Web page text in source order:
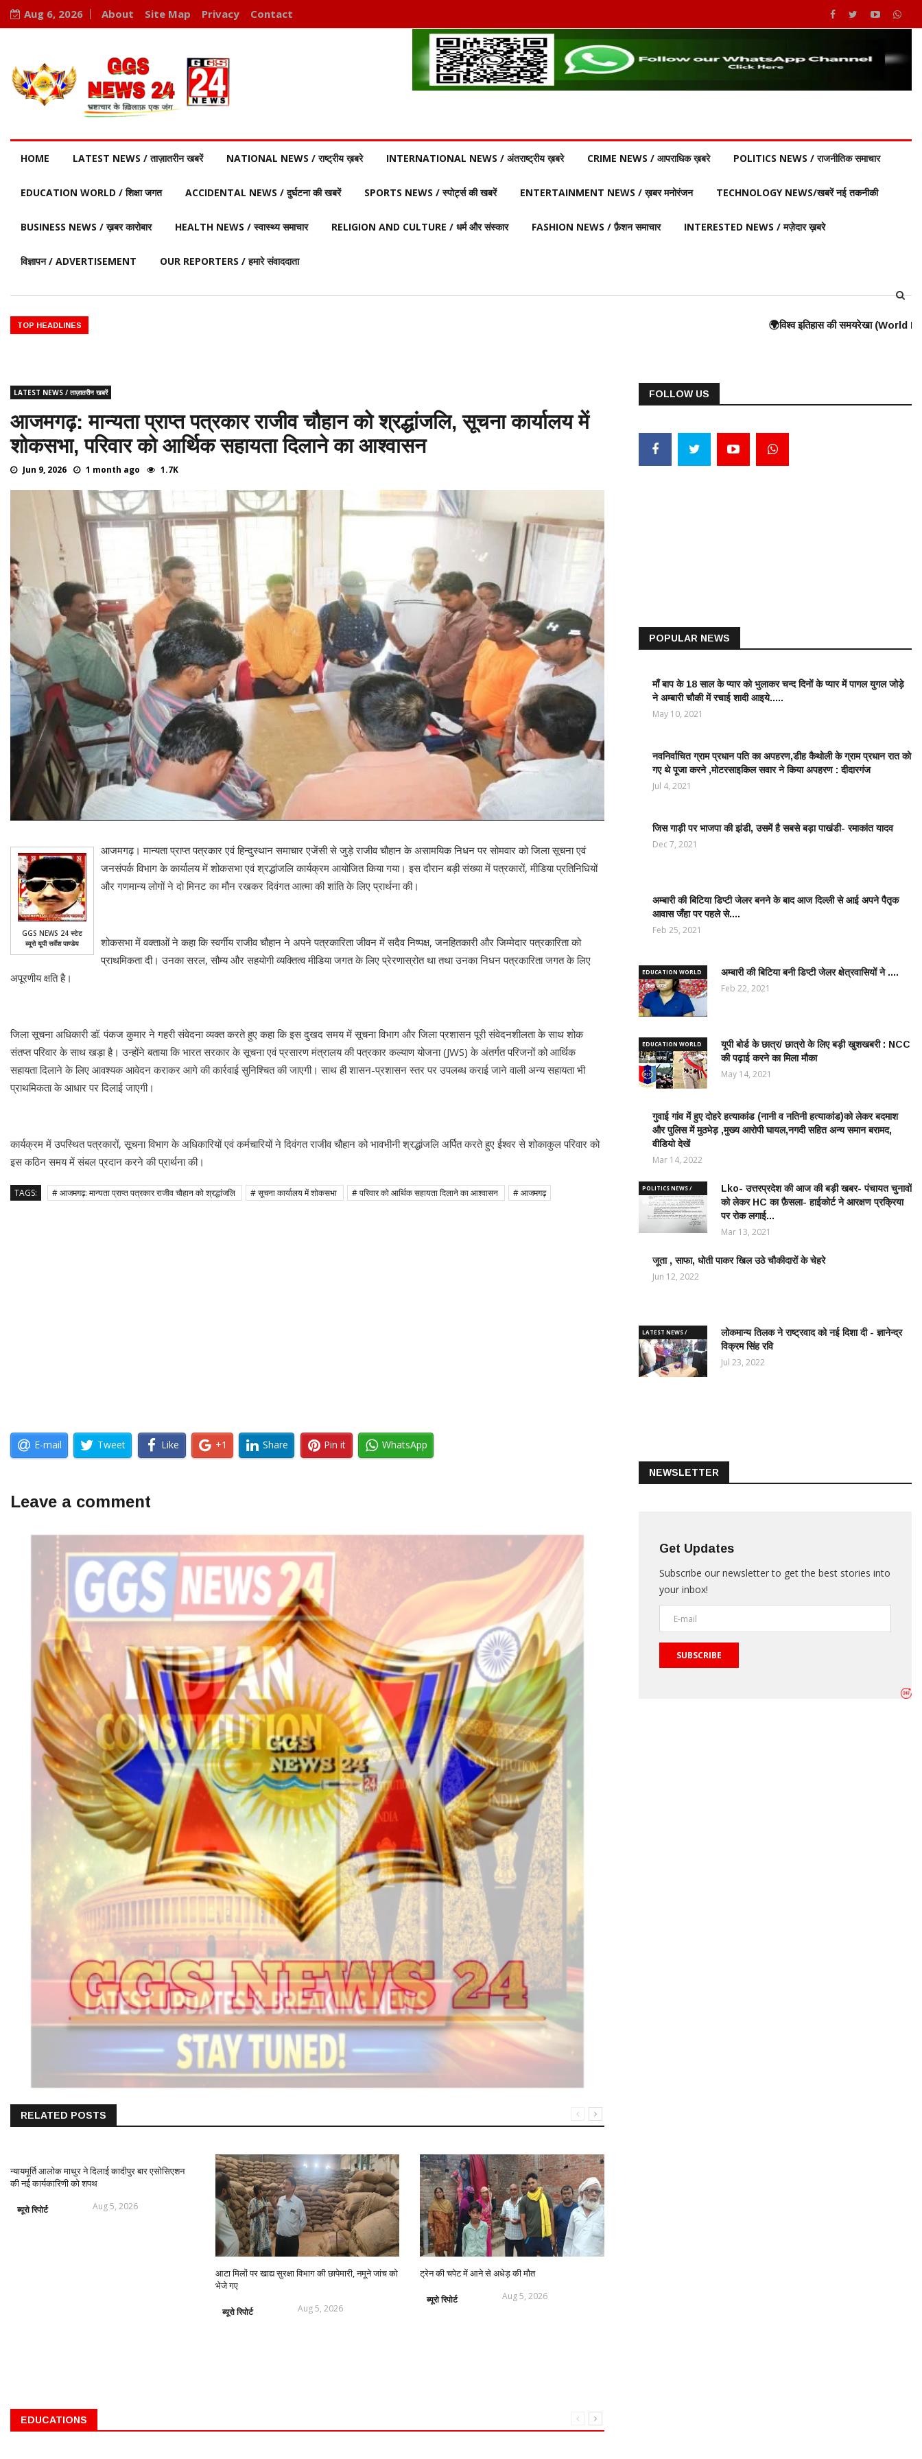
Aug 6, 2026 About Site Map Privacy Contact
HOME LATEST NEWS / ताज़ातरीन खबरें NATIONAL NEWS / राष्ट्रीय ख़बरे INTERNATIONAL NEWS / अंतराष्ट्रीय ख़बरे CRIME NEWS / आपराधिक ख़बरे POLITICS NEWS / राजनीतिक समाचार
EDUCATION WORLD / शिक्षा जगत ACCIDENTAL NEWS / दुर्घटना की खबरें SPORTS NEWS / स्पोर्ट्स की खबरें ENTERTAINMENT NEWS / ख़बर मनोरंजन TECHNOLOGY NEWS/खबरें नई तकनीकी
BUSINESS NEWS / ख़बर कारोबार HEALTH NEWS / स्वास्थ्य समाचार RELIGION AND CULTURE / धर्म और संस्कार FASHION NEWS / फ़ैशन समाचार INTERESTED NEWS / मज़ेदार ख़बरे
विज्ञापन / ADVERTISEMENT OUR REPORTERS / हमारे संवाददाता
TOP HEADLINESकाल ♦️ ईसा पूर्व 332 – मिस्र पर सिकंदर का अधिकार ♦️ईसा पूर्व 323 – बाबिलोन में सिकंदर महान की मृत्यु ♦️ईसा पूर्व 214 – चीन की महान दीवार (Great Wall) के निर्माण की शुरुआत ⸻ 🟠 375 ई. – हूणों का यूरोप पर
3000 – ग्रेट पिरामिड्स (मिस्र) का निर्माण ♦️ईसा पूर्व 776 – ग्रीस में प्रथम ओलंपिक खेल आयोजित ♦️ईसा पूर्व 753 – रोम नगर की स्थापना ♦️ईसा पूर्व 490 – मैराथन का युद्ध, यूनानियों ने फारसियों को पराजित किया ♦️ ईसा पूर्व 360 –
🌍विश्व इतिहास की समयरेखा (World History Timeline) ⸻ ♦️
LATEST NEWS / ताज़ातरीन खबरें
आजमगढ़: मान्यता प्राप्त पत्रकार राजीव चौहान को श्रद्धांजलि, सूचना कार्यालय में
शोकसभा, परिवार को आर्थिक सहायता दिलाने का आश्वासन
Jun 9, 2026 1 month ago 1.7K
GGS NEWS 24 स्टेट
ब्यूरो यूपी सर्वेश पाण्डेय
आजमगढ़। मान्यता प्राप्त पत्रकार एवं हिन्दुस्थान समाचार एजेंसी से जुड़े राजीव चौहान के असामयिक निधन पर सोमवार को जिला सूचना एवं
जनसंपर्क विभाग के कार्यालय में शोकसभा एवं श्रद्धांजलि कार्यक्रम आयोजित किया गया। इस दौरान बड़ी संख्या में पत्रकारों, मीडिया प्रतिनिधियों
और गणमान्य लोगों ने दो मिनट का मौन रखकर दिवंगत आत्मा की शांति के लिए प्रार्थना की।
शोकसभा में वक्ताओं ने कहा कि स्वर्गीय राजीव चौहान ने अपने पत्रकारिता जीवन में सदैव निष्पक्ष, जनहितकारी और जिम्मेदार पत्रकारिता को
प्राथमिकता दी। उनका सरल, सौम्य और सहयोगी व्यक्तित्व मीडिया जगत के लिए प्रेरणास्रोत था तथा उनका निधन पत्रकारिता जगत के लिए
अपूरणीय क्षति है।
जिला सूचना अधिकारी डॉ. पंकज कुमार ने गहरी संवेदना व्यक्त करते हुए कहा कि इस दुखद समय में सूचना विभाग और जिला प्रशासन पूरी संवेदनशीलता के साथ शोक
संतप्त परिवार के साथ खड़ा है। उन्होंने बताया कि भारत सरकार के सूचना एवं प्रसारण मंत्रालय की पत्रकार कल्याण योजना (JWS) के अंतर्गत परिजनों को आर्थिक
सहायता दिलाने के लिए आवश्यक आवेदन कराकर आगे की कार्रवाई सुनिश्चित की जाएगी। साथ ही शासन-प्रशासन स्तर पर उपलब्ध कराई जाने वाली अन्य सहायता भी
प्राथमिकता के आधार पर दिलाई जाएगी।
कार्यक्रम में उपस्थित पत्रकारों, सूचना विभाग के अधिकारियों एवं कर्मचारियों ने दिवंगत राजीव चौहान को भावभीनी श्रद्धांजलि अर्पित करते हुए ईश्वर से शोकाकुल परिवार को
इस कठिन समय में संबल प्रदान करने की प्रार्थना की।
TAGS: # आजमगढ़: मान्यता प्राप्त पत्रकार राजीव चौहान को श्रद्धांजलि # सूचना कार्यालय में शोकसभा # परिवार को आर्थिक सहायता दिलाने का आश्वासन # आजमगढ़
E-mail Tweet Like +1 Share Pin it WhatsApp
Leave a comment
RELATED POSTS
न्यायमूर्ति आलोक माथुर ने दिलाई कादीपुर बार एसोसिएशन
की नई कार्यकारिणी को शपथ
ब्यूरो रिपोर्ट Aug 5, 2026
आटा मिलों पर खाद्य सुरक्षा विभाग की छापेमारी, नमूने जांच को
भेजे गए
ब्यूरो रिपोर्ट Aug 5, 2026
ट्रेन की चपेट में आने से अधेड़ की मौत
ब्यूरो रिपोर्ट Aug 5, 2026
EDUCATIONS
FOLLOW US
POPULAR NEWS
LATEST
NEWS /
ताज़ातरीन
माँ बाप के 18 साल के प्यार को भुलाकर चन्द दिनों के प्यार में पागल युगल जोड़े
ने अम्बारी चौकी में रचाई शादी आइये.....
May 10, 2021
LATEST
NEWS /
ताज़ातरीन
नवनिर्वाचित ग्राम प्रधान पति का अपहरण,डीह कैथोली के ग्राम प्रधान रात को
गए थे पूजा करने ,मोटरसाइकिल सवार ने किया अपहरण : दीदारगंज
Jul 4, 2021
LATEST
NEWS /
जिस गाड़ी पर भाजपा की झंडी, उसमें है सबसे बड़ा पाखंडी- रमाकांत यादव
Dec 7, 2021
EDUCATION
WORLD /
शिक्षा जगत
अम्बारी की बिटिया डिप्टी जेलर बनने के बाद आज दिल्ली से आई अपने पैतृक
आवास जँहा पर पहले से....
Feb 25, 2021
EDUCATION WORLD
/ शिक्षा जगत
अम्बारी की बिटिया बनी डिप्टी जेलर क्षेत्रवासियों ने ....
Feb 22, 2021
EDUCATION WORLD
/ शिक्षा जगत
यूपी बोर्ड के छात्र/ छात्रो के लिए बड़ी खुशखबरी : NCC
की पढ़ाई करने का मिला मौका
May 14, 2021
CRIME
NEWS
आपराधिक
गुवाई गांव में हुए दोहरे हत्याकांड (नानी व नतिनी हत्याकांड)को लेकर बदमाश
और पुलिस में मुठभेड़ ,मुख्य आरोपी घायल,नगदी सहित अन्य समान बरामद,
वीडियो देखें
Mar 14, 2022
POLITICS NEWS /
राजनीतिक समाचार
Lko- उत्तरप्रदेश की आज की बड़ी खबर- पंचायत चुनावों
को लेकर HC का फ़ैसला- हाईकोर्ट ने आरक्षण प्रक्रिया
पर रोक लगाई...
Mar 13, 2021
LATEST
NEWS /
जूता , साफा, धोती पाकर खिल उठे चौकीदारों के चेहरे
Jun 12, 2022
LATEST NEWS /
ताज़ातरीन खबरें
लोकमान्य तिलक ने राष्ट्रवाद को नई दिशा दी - ज्ञानेन्द्र
विक्रम सिंह रवि
Jul 23, 2022
NEWSLETTER
Get Updates
Subscribe our newsletter to get the best stories into
your inbox!
SUBSCRIBE